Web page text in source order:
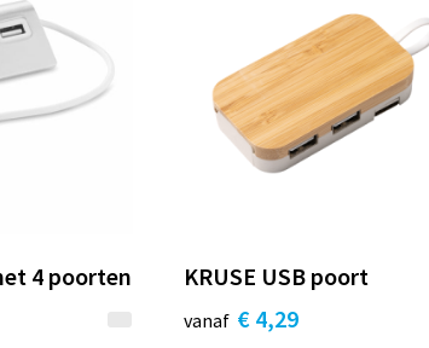
4 poorten KRUSE USB poort
vanaf € 4,29